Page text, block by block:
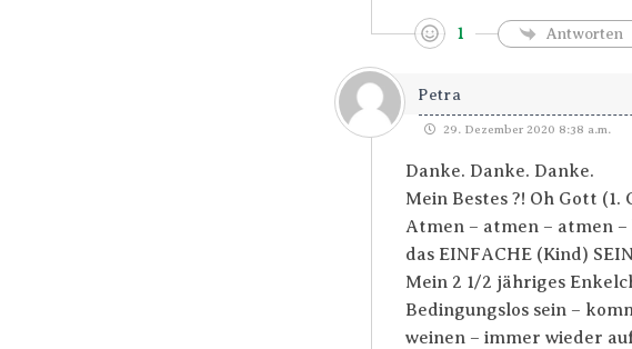
1 Antworten
Petra
29. Dezember 2020 8:38 a.m.
Danke. Danke. Danke.
Mein Bestes ?! Oh Gott (1.
Atmen – atmen – atmen
das EINFACHE (Kind)
Mein 2 1/2 jähriges
Bedingungslos sein –
weinen – immer wieder